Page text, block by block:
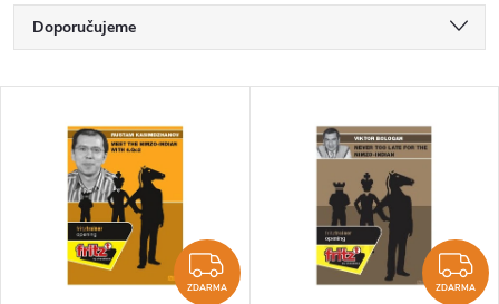
Ř
a
Doporučujeme
Nejprodávanější
Abecedně
ZDARMA
ZDARMA ZDARMA